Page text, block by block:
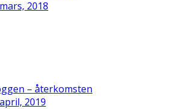
2018
– återkomsten
2019